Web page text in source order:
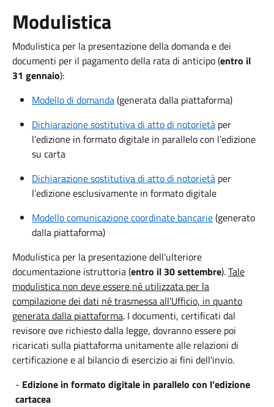
Modulistica
Modulistica per la presentazione della domanda e dei
documenti per il pagamento della rata di anticipo (entro il
31 gennaio):
Modello di domanda(generata dalla piattaforma)
Dichiarazione sostitutiva di atto di notorietà per
l’edizione in formato digitale in parallelo con l’edizione
su carta
Dichiarazione sostitutiva di atto di notorietà per
l’edizione esclusivamente in formato digitale
Modello comunicazione coordinate bancarie(generato
dalla piattaforma)
Modulistica per la presentazione dell’ulteriore
documentazione istruttoria (entro il 30 settembre).Tale
modulistica non deve essere né utilizzata per la
compilazione dei dati né trasmessa all’Ufficio, in quanto
generata dalla piattaforma. I documenti, certificati dal
revisore ove richiesto dalla legge, dovranno essere poi
ricaricati sulla piattaforma unitamente alle relazioni di
certificazione e al bilancio di esercizio ai fini dell'invio.
- Edizione in formato digitale in parallelo con l’edizione
cartacea